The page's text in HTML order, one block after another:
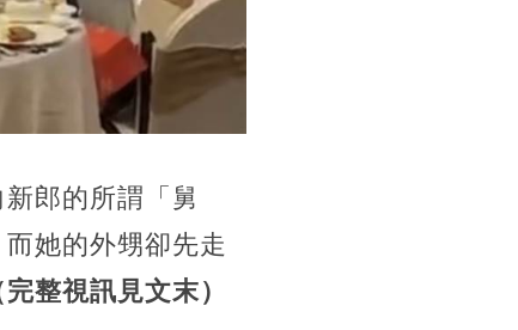
郎的所謂「舅
她的外甥卻先走
完整視訊見文末）